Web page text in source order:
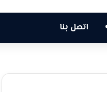
… اتصل بنا